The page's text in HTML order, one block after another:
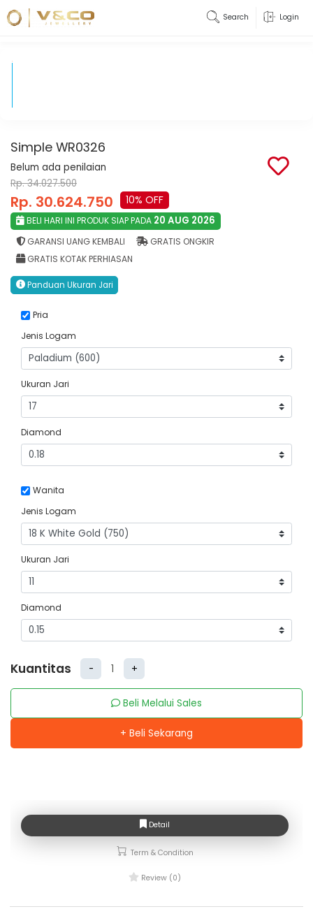
Search Login
Simple WR0326
Belum ada penilaian
Rp. 34.027.500
Rp. 30.624.750 10% OFF
BELI HARI INI PRODUK SIAP PADA 20 AUG 2026
GARANSI UANG KEMBALI
GRATIS ONGKIR
GRATIS KOTAK PERHIASAN
Panduan Ukuran Jari
Pria
Jenis Logam
Ukuran Jari
Diamond
Wanita
Jenis Logam
Ukuran Jari
Diamond
Kuantitas - +
Beli Melalui Sales
+ Beli Sekarang
Detail
Term & Condition
Review (0)